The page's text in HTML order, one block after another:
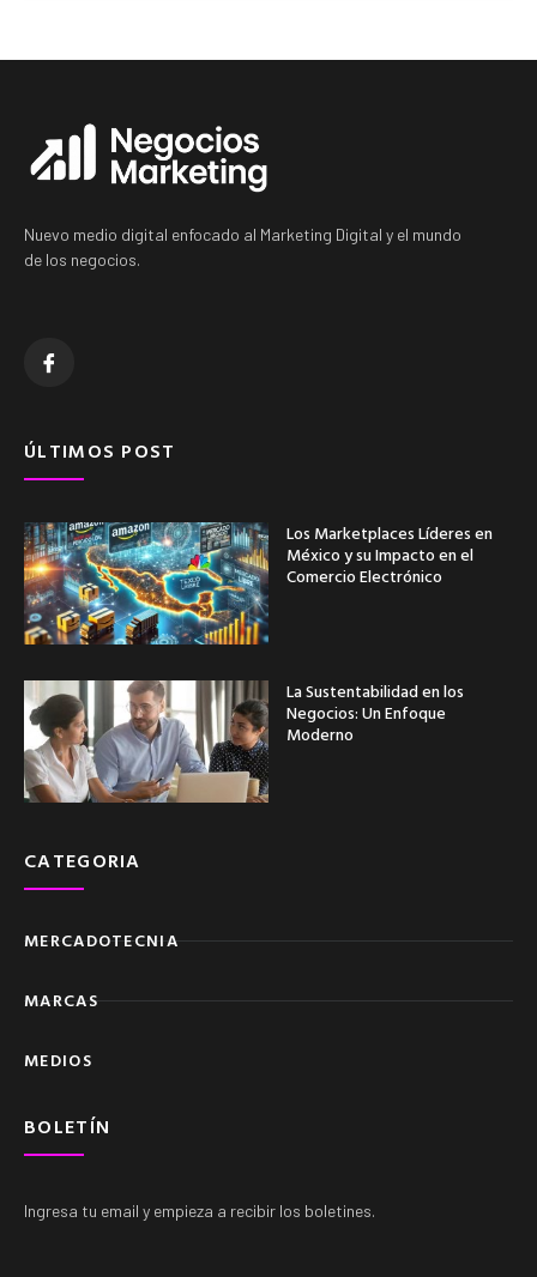
Nuevo medio digital enfocado al Marketing Digital y el mundo
de los negocios.
ÚLTIMOS POST
Los Marketplaces Líderes en
México y su Impacto en el
Comercio Electrónico
La Sustentabilidad en los
Negocios: Un Enfoque
Moderno
CATEGORIA
MERCADOTECNIA
MARCAS
MEDIOS
BOLETÍN
Ingresa tu email y empieza a recibir los boletines.